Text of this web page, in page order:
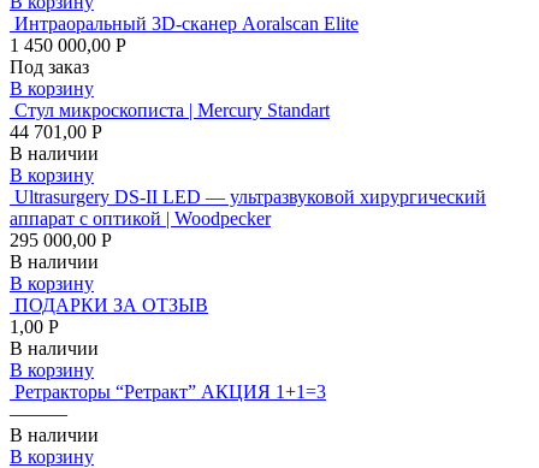
Интраоральный 3D-сканер Aoralscan Elite
1 450 000,00 Р
Под заказ
В корзину
Стул микроскописта | Mercury Standart
44 701,00 Р
В наличии
В корзину
Ultrasurgery DS-II LED — ультразвуковой хирургический
аппарат с оптикой | Woodpecker
295 000,00 Р
В наличии
В корзину
ПОДАРКИ ЗА ОТЗЫВ
1,00 Р
В наличии
В корзину
Ретракторы “Ретракт” АКЦИЯ 1+1=3
———
В наличии
В корзину